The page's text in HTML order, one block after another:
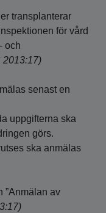
transplanterar
för vård
och
2013:17)
senast en
uppgifterna ska
görs.
ska anmälas
”Anmälan av